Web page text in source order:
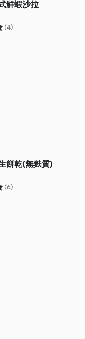
鮮蝦沙拉
(4)
餅乾(無麩質)
(6)